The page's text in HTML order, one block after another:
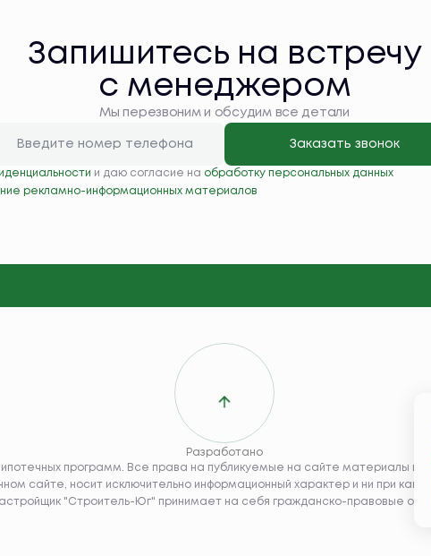
Запишитесь на встречу
с менеджером
Мы перезвоним и обсудим все детали
Заказать звонок
и даю согласие на обработку персональных данных
рекламно-информационных материалов
Разработано